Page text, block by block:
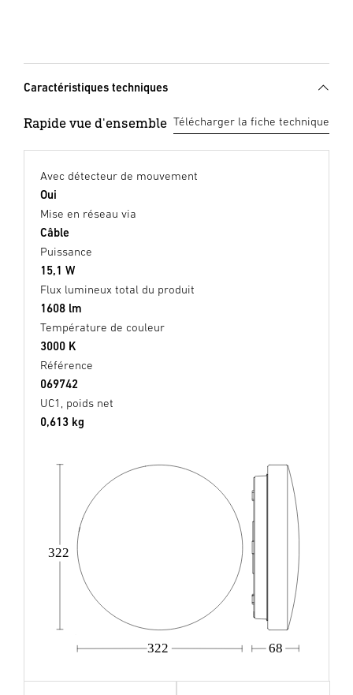
Caractéristiques techniques
Rapide vue d'ensemble Télécharger la fiche technique
Avec détecteur de mouvement
Oui
Mise en réseau via
Câble
Puissance
15,1 W
Flux lumineux total du produit
1608 lm
Température de couleur
3000 K
Référence
069742
UC1, poids net
0,613 kg
68
322
322